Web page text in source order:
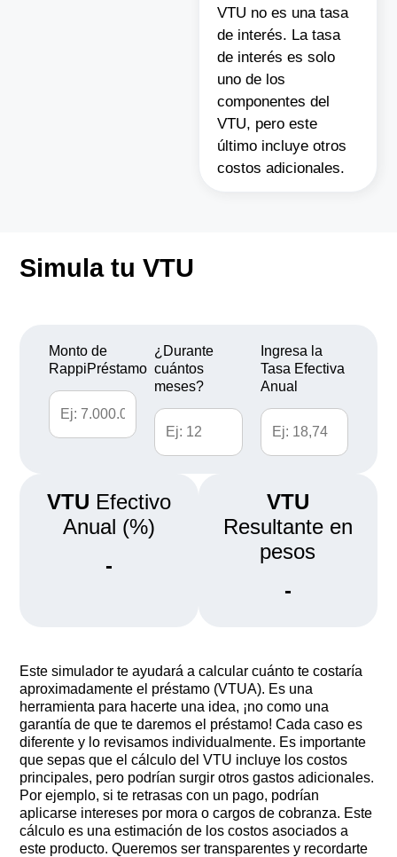
VTU no es una tasa
de interés. La tasa
de interés es solo
uno de los
componentes del
VTU, pero este
último incluye otros
costos adicionales.
Simula tu VTU
Monto de
RappiPréstamo
¿Durante
cuántos
meses?
Ingresa la
Tasa Efectiva
Anual
VTU Efectivo
Anual (%)
-
VTU
Resultante en
pesos
-
Este simulador te ayudará a calcular cuánto te costaría
aproximadamente el préstamo (VTUA). Es una
herramienta para hacerte una idea, ¡no como una
garantía de que te daremos el préstamo! Cada caso es
diferente y lo revisamos individualmente. Es importante
que sepas que el cálculo del VTU incluye los costos
principales, pero podrían surgir otros gastos adicionales.
Por ejemplo, si te retrasas con un pago, podrían
aplicarse intereses por mora o cargos de cobranza. Este
cálculo es una estimación de los costos asociados a
este producto. Queremos ser transparentes y recordarte